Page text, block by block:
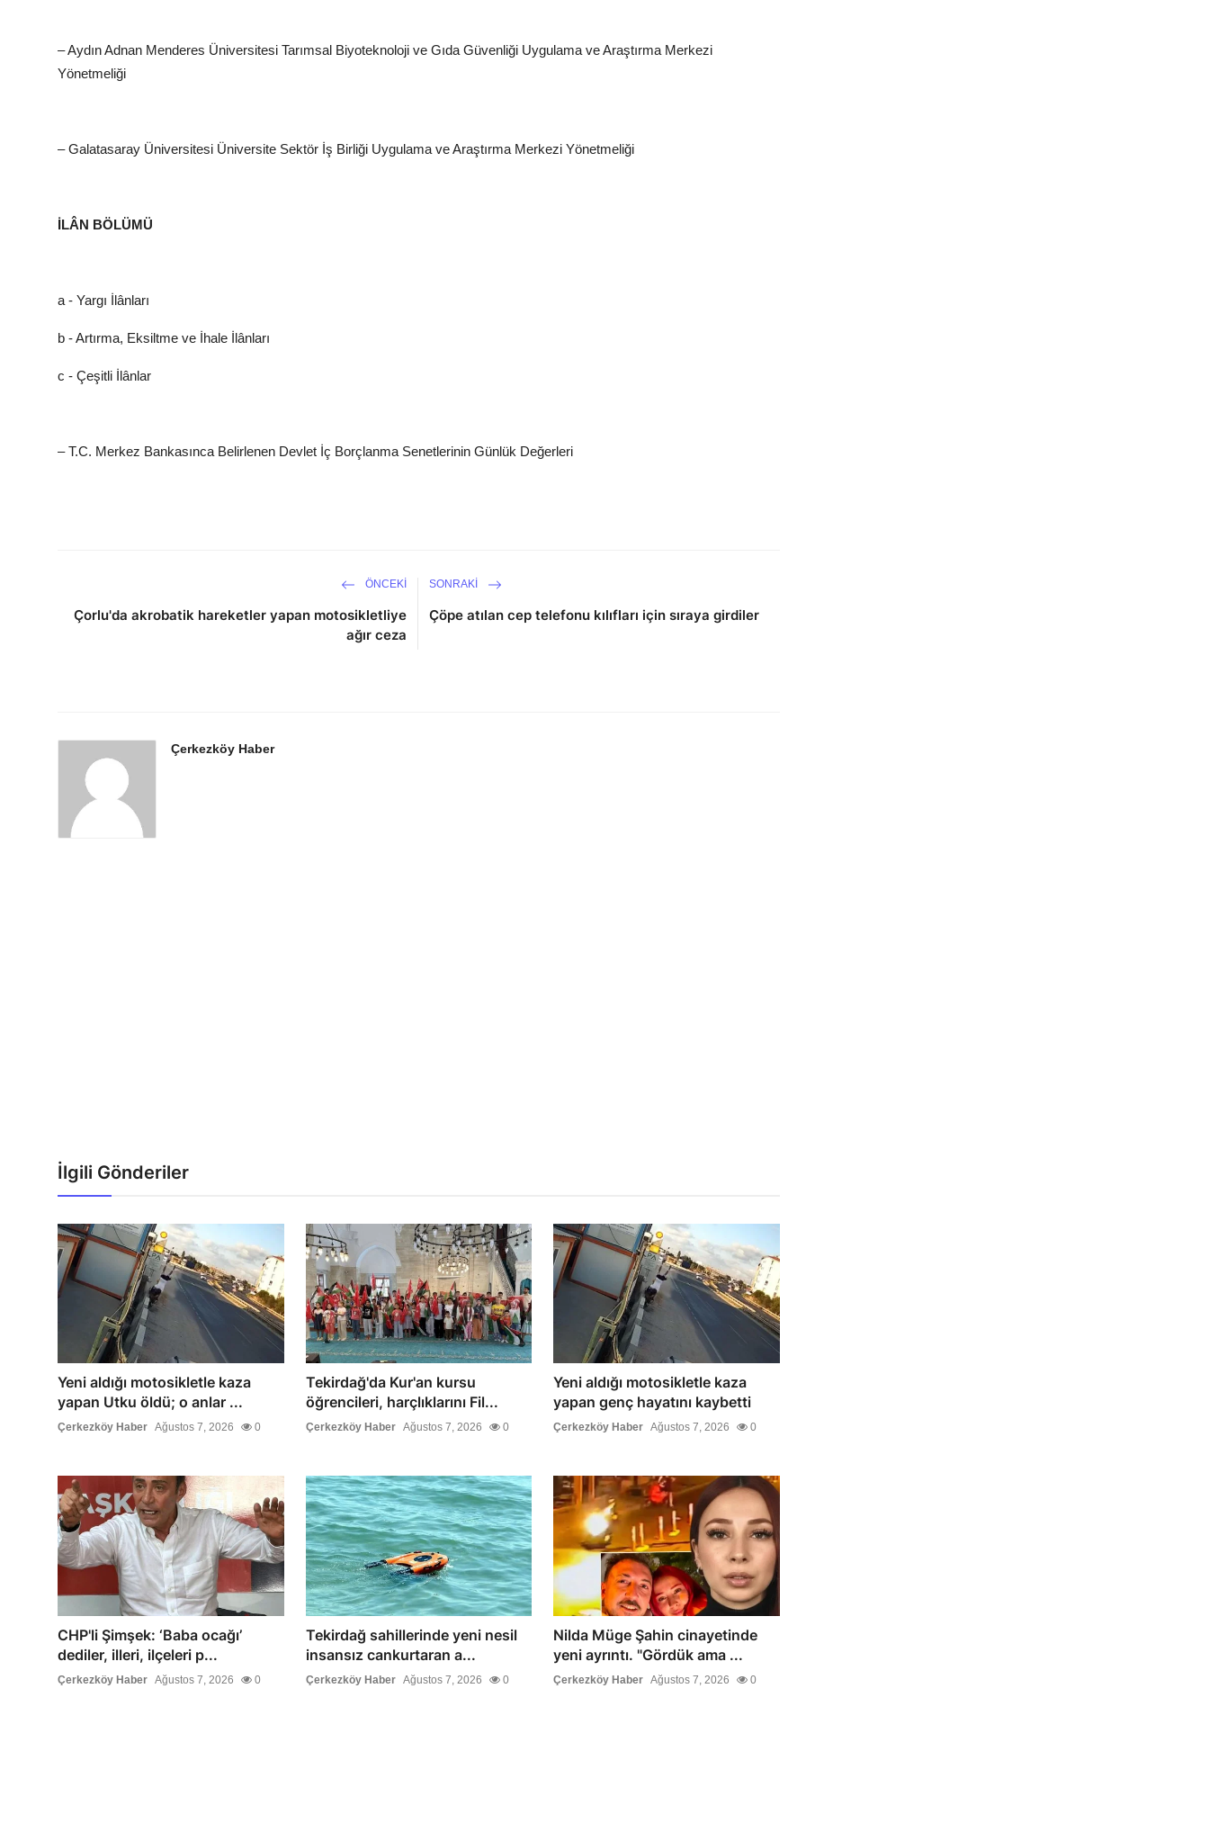
– Aydın Adnan Menderes Üniversitesi Tarımsal Biyoteknoloji ve Gıda Güvenliği Uygulama ve Araştırma Merkezi
Yönetmeliği
– Galatasaray Üniversitesi Üniversite Sektör İş Birliği Uygulama ve Araştırma Merkezi Yönetmeliği
İLÂN BÖLÜMÜ
a - Yargı İlânları
b - Artırma, Eksiltme ve İhale İlânları
c - Çeşitli İlânlar
– T.C. Merkez Bankasınca Belirlenen Devlet İç Borçlanma Senetlerinin Günlük Değerleri
ÖNCEKI
Çorlu'da akrobatik hareketler yapan motosikletliye
ağır ceza
SONRAKI
Çöpe atılan cep telefonu kılıfları için sıraya girdiler
Çerkezköy Haber
İlgili Gönderiler
Yeni aldığı motosikletle kaza
yapan Utku öldü; o anlar ...
Çerkezköy Haber Ağustos 7, 2026 0
Tekirdağ'da Kur'an kursu
öğrencileri, harçlıklarını Fil...
Çerkezköy Haber Ağustos 7, 2026 0
Yeni aldığı motosikletle kaza
yapan genç hayatını kaybetti
Çerkezköy Haber Ağustos 7, 2026 0
CHP'li Şimşek: ‘Baba ocağı’
dediler, illeri, ilçeleri p...
Çerkezköy Haber Ağustos 7, 2026 0
Tekirdağ sahillerinde yeni nesil
insansız cankurtaran a...
Çerkezköy Haber Ağustos 7, 2026 0
Nilda Müge Şahin cinayetinde
yeni ayrıntı. "Gördük ama ...
Çerkezköy Haber Ağustos 7, 2026 0